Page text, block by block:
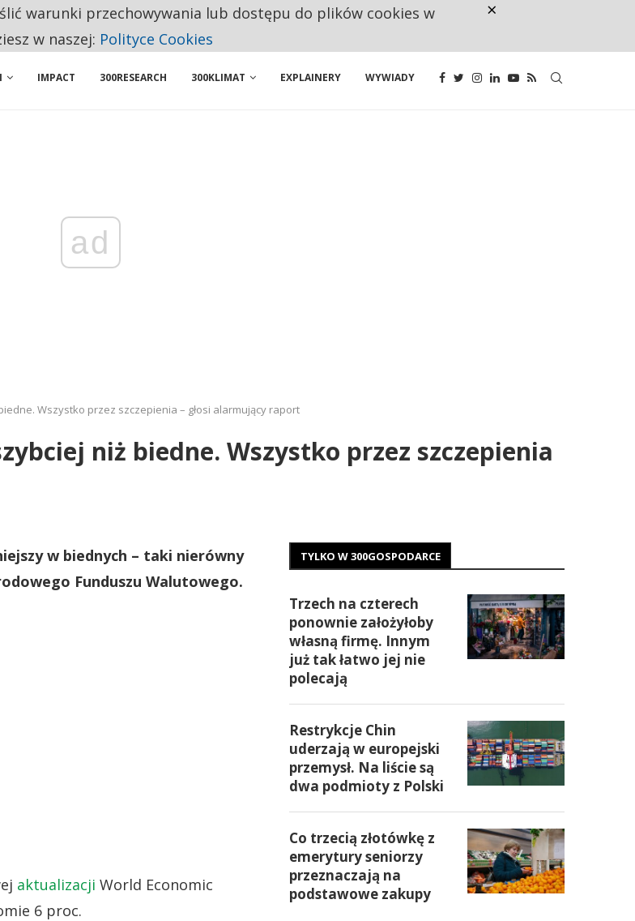
NA PODSTAWOWE ZAKUPY
IMPACT 300RESEARCH 300KLIMAT EXPLAINERY WYWIADY
ad
Wszystko przez szczepienia – głosi alarmujący raport
niż biedne. Wszystko przez szczepienia
w biednych – taki nierówny
Funduszu Walutowego.
aktualizacji World Economic
6 proc.
TYLKO W 300GOSPODARCE
Trzech na czterech
ponownie założyłoby
własną firmę. Innym
już tak łatwo jej nie
polecają
Restrykcje Chin
uderzają w europejski
przemysł. Na liście są
dwa podmioty z Polski
Co trzecią złotówkę z
emerytury seniorzy
przeznaczają na
podstawowe zakupy
warunki przechowywania lub dostępu do plików cookies w
w naszej: Polityce Cookies
×